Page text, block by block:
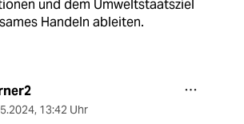
und dem Umweltstaatsziel
Handeln ableiten.
, 13:42 Uhr